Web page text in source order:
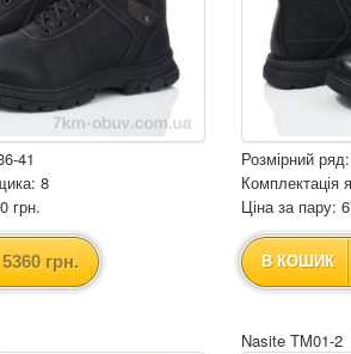
41
8
грн.
5360 грн.
Розмірний
Комплектація
Ціна за пару:
В КОШИК
Nasite TM01-2